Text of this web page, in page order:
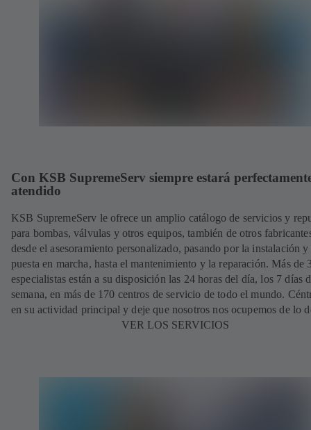
Con KSB SupremeServ siempre estará
atendido
KSB SupremeServ le ofrece un amplio catálogo de servicios y
para bombas, válvulas y otros equipos, también de otros
desde el asesoramiento personalizado, pasando por la instalación y
puesta en marcha, hasta el mantenimiento y la reparación. Más de
especialistas están a su disposición las 24 horas del día, los 7 días
semana, en más de 170 centros de servicio de todo el mundo.
en su actividad principal y deje que nosotros nos ocupemos de lo
VER LOS SERVICIOS